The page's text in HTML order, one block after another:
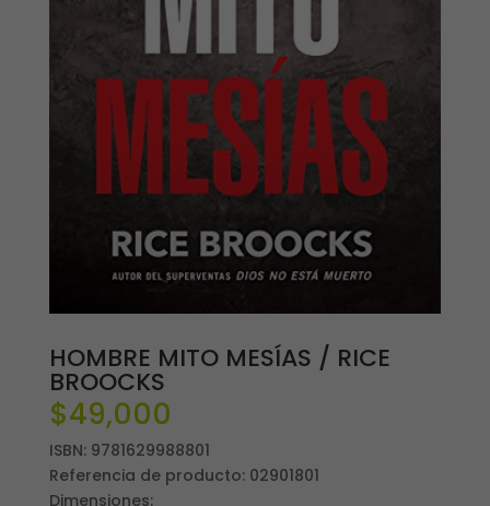
HOMBRE MITO MESÍAS / RICE
BROOCKS
$49,000
ISBN: 9781629988801
Referencia de producto: 02901801
Dimensiones: